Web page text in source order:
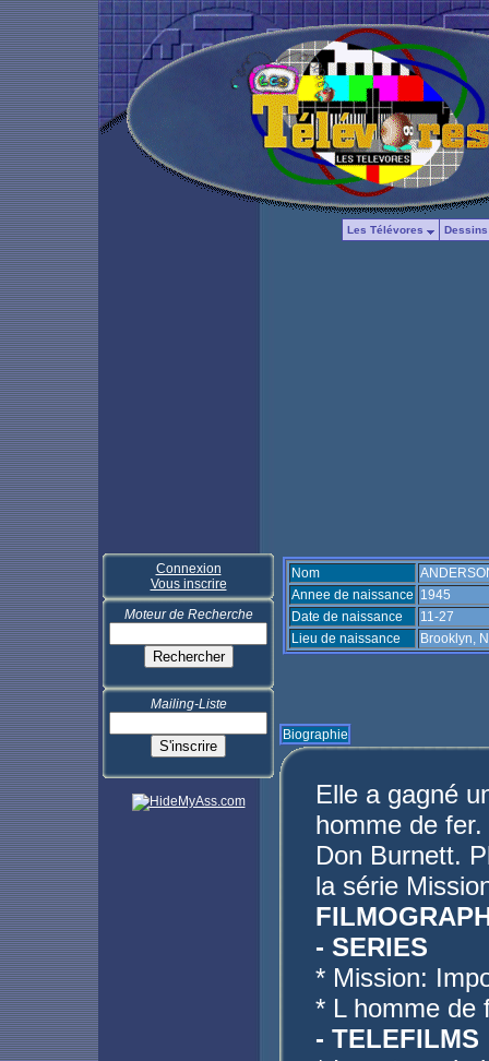
Les Télévores
Connexion
Vous inscrire
Moteur de Recherche
Mailing-Liste
Nom
Annee de naissance 1945
Date de naissance
11-27
Lieu de naissance
Brooklyn,
Biographie
Elle a gagné
homme de
Don Burnett.
la série
- SERIES
* Mission:
* L homme de
- TELEFILMS